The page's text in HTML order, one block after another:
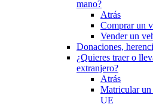
mano?
Atrás
Comprar un
Vender un
Donaciones,
¿Quieres traer o
extranjero?
Atrás
Matricular un
UE